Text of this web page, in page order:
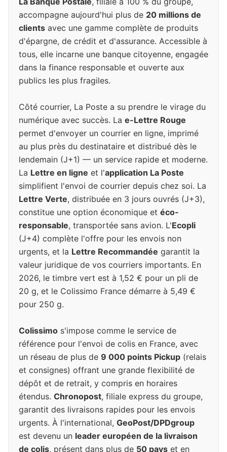
accompagne aujourd'hui plus de 20 millions de
clients avec une gamme complète de produits
d'épargne, de crédit et d'assurance. Accessible à
tous, elle incarne une banque citoyenne, engagée
dans la finance responsable et ouverte aux
publics les plus fragiles.
Côté courrier, La Poste a su prendre le virage du
numérique avec succès. La e-Lettre Rouge
permet d'envoyer un courrier en ligne, imprimé
au plus près du destinataire et distribué dès le
lendemain (J+1) — un service rapide et moderne.
La Lettre en ligne et l'application La Poste
simplifient l'envoi de courrier depuis chez soi. La
Lettre Verte, distribuée en 3 jours ouvrés (J+3),
constitue une option économique et éco-
responsable, transportée sans avion. L'Ecopli
(J+4) complète l'offre pour les envois non
urgents, et la Lettre Recommandée garantit la
valeur juridique de vos courriers importants. En
2026, le timbre vert est à 1,52 € pour un pli de
20 g, et le Colissimo France démarre à 5,49 €
pour 250 g.
Colissimo s'impose comme le service de
référence pour l'envoi de colis en France, avec
un réseau de plus de 9 000 points Pickup (relais
et consignes) offrant une grande flexibilité de
dépôt et de retrait, y compris en horaires
étendus. Chronopost, filiale express du groupe,
garantit des livraisons rapides pour les envois
urgents. À l'international, GeoPost/DPDgroup
est devenu un leader européen de la livraison
de colis, présent dans plus de 50 pays et en